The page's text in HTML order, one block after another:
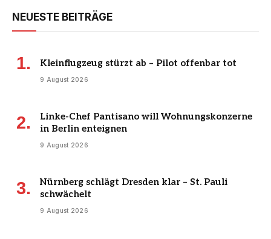
NEUESTE BEITRÄGE
Kleinflugzeug stürzt ab – Pilot offenbar tot
9 August 2026
Linke-Chef Pantisano will Wohnungskonzerne
in Berlin enteignen
9 August 2026
Nürnberg schlägt Dresden klar – St. Pauli
schwächelt
9 August 2026